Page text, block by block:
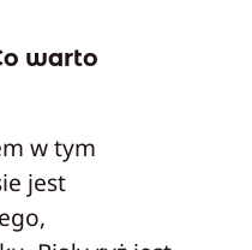
warto
w tym
jest